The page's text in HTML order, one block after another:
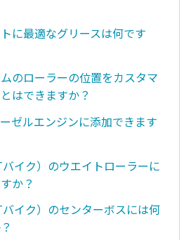
に最適なグリースは何です
のローラーの位置をカスタマ
はできますか？
ゼルエンジンに添加できます
イク）のウエイトローラーに
か？
イク）のセンターボスには何